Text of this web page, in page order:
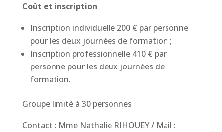
Coût et inscription
Inscription individuelle 200 € par personne
pour les deux journées de formation ;
Inscription professionnelle 410 € par
personne pour les deux journées de
formation.
Groupe limité à 30 personnes
Contact : Mme Nathalie RIHOUEY / Mail :